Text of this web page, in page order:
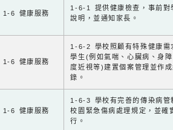
1-6 健康服務
1-6-1 提供健康檢查，事前對
說明，並通知家長。
1-6 健康服務
1-6-2 學校照顧有特殊健康需
學生(例如氣喘、心臟病、身
度近視等)建置個案管理並作
錄。
1-6 健康服務
1-6-3 學校有完善的傳染病管
校園緊急傷病處理規定，並確
行。